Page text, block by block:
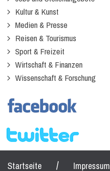
Kultur & Kunst
Medien & Presse
Reisen & Tourismus
Sport & Freizeit
Wirtschaft & Finanzen
Wissenschaft & Forschung
Startseite / Impressum